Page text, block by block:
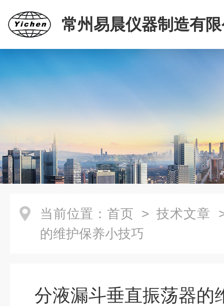
常州易晨仪器制造有
当前位置： 首页 > 技术文章
的维护保养小技巧
分液漏斗垂直振荡器的